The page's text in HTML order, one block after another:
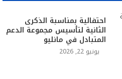
احتفالية بمناسبة الذكرى
الثانية لتأسيس مجموعة الدعم
المتبادل في مانليو
يونيو 22, 2026